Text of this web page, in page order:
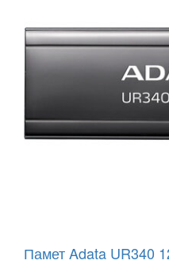
Памет Adata UR340